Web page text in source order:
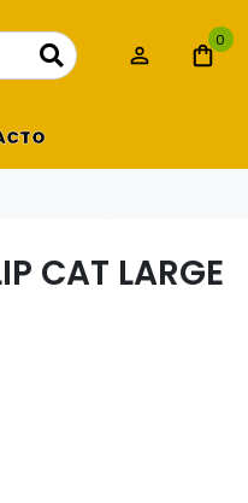
0
CAT LARGE